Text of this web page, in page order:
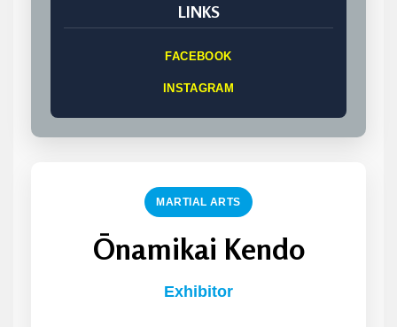
LINKS
FACEBOOK
INSTAGRAM
MARTIAL ARTS
Ōnamikai Kendo
Exhibitor